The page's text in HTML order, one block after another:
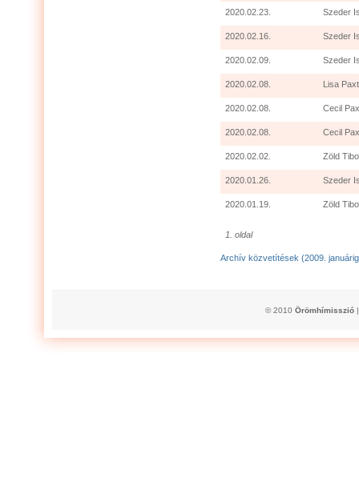
2020.02.23. Szeder
2020.02.16. Szeder
2020.02.09. Szeder
2020.02.08. Lisa
2020.02.08. Cecil
2020.02.08. Cecil
2020.02.02. Zöld
2020.01.26. Szeder
2020.01.19. Zöld
1. oldal
Archív közvetítések (2009.
© 2010 Örömhímisszió